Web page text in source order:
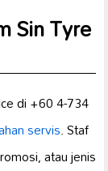
Sin Tyre
di +60 4-734
servis. Staf
atau jenis